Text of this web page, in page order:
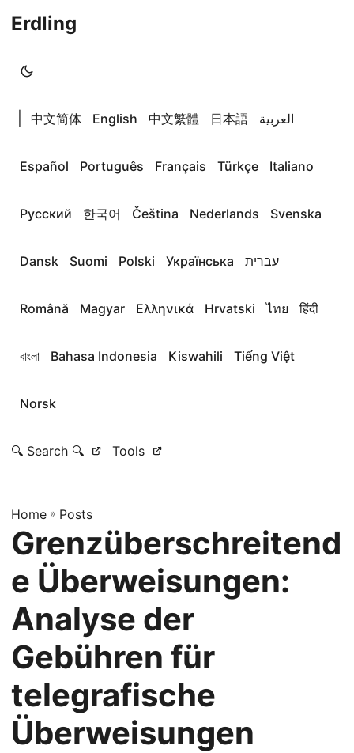
Erdling
中文简体 English 中文繁體 日本語 العربية
Español Português Français Türkçe Italiano
Русский 한국어 Čeština Nederlands Svenska
Dansk Suomi Polski Українська עברית
Română Magyar Ελληνικά Hrvatski ไทย हिंदी
বাংলা Bahasa Indonesia Kiswahili Tiếng Việt
Norsk
🔍 Search 🔍 Tools
Home » Posts
Grenzüberschreitend
e Überweisungen:
Analyse der
Gebühren für
telegrafische
Überweisungen